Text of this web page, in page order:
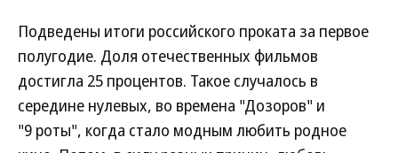
Подведены итоги российского проката за первое
полугодие. Доля отечественных фильмов
достигла 25 процентов. Такое случалось в
середине нулевых, во времена "Дозоров" и
"9 роты", когда стало модным любить родное